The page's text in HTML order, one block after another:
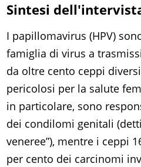
Sintesi
I papillomavirus (HPV)
famiglia di virus a
da oltre cento ceppi
pericolosi per la salute
in particolare, sono
dei condilomi genitali
veneree”), mentre i ceppi
per cento dei carcinomi